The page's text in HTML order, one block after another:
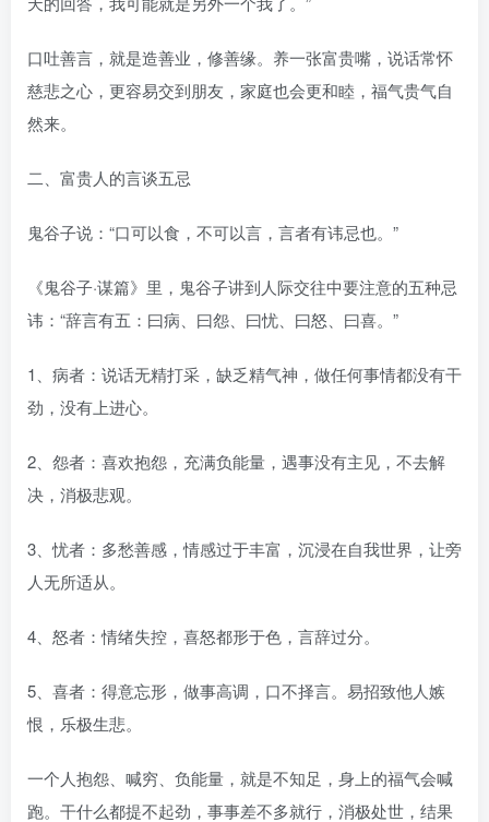
口吐善言，就是造善业，修善缘。养一张富贵嘴，说话常怀
慈悲之心，更容易交到朋友，家庭也会更和睦，福气贵气自
然来。
二、富贵人的言谈五忌
鬼谷子说：“口可以食，不可以言，言者有讳忌也。”
《鬼谷子·谋篇》里，鬼谷子讲到人际交往中要注意的五种忌
讳：“辞言有五：曰病、曰怨、曰忧、曰怒、曰喜。”
1、病者：说话无精打采，缺乏精气神，做任何事情都没有干
劲，没有上进心。
2、怨者：喜欢抱怨，充满负能量，遇事没有主见，不去解
决，消极悲观。
3、忧者：多愁善感，情感过于丰富，沉浸在自我世界，让旁
人无所适从。
4、怒者：情绪失控，喜怒都形于色，言辞过分。
5、喜者：得意忘形，做事高调，口不择言。易招致他人嫉
恨，乐极生悲。
一个人抱怨、喊穷、负能量，就是不知足，身上的福气会喊
跑。干什么都提不起劲，事事差不多就行，消极处世，结果